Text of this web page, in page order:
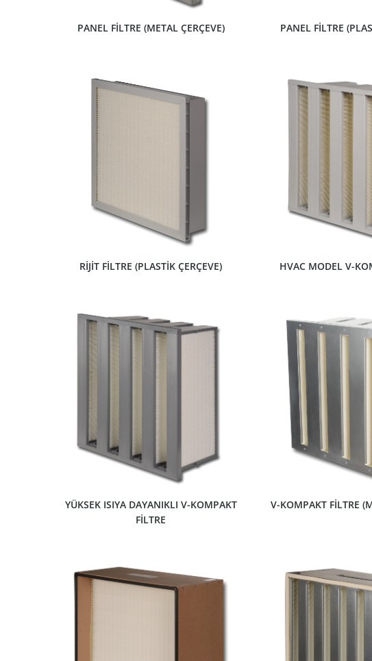
PANEL FİLTRE (METAL ÇERÇEVE) PANEL FİLTRE
RİJİT FİLTRE (PLASTİK ÇERÇEVE) HVAC MODEL V-
YÜKSEK ISIYA DAYANIKLI V-KOMPAKT
FİLTRE
V-KOMPAKT FİLTRE